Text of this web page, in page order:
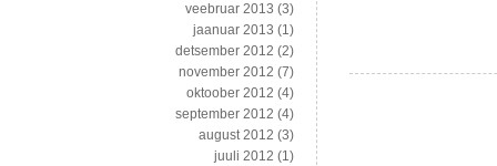
veebruar 2013 (3)
jaanuar 2013 (1)
detsember 2012 (2)
november 2012 (7)
oktoober 2012 (4)
september 2012 (4)
august 2012 (3)
juuli 2012 (1)